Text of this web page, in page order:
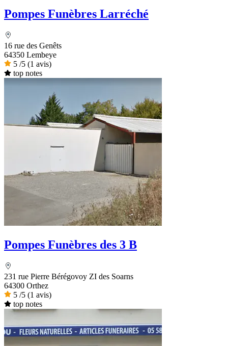
Pompes Funèbres Larréché
16 rue des Genêts
64350 Lembeye
5 /5 (1 avis)
top notes
Pompes Funèbres des 3 B
231 rue Pierre Bérégovoy ZI des Soarns
64300 Orthez
5 /5 (1 avis)
top notes